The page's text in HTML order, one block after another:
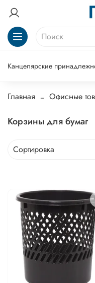
Канцелярские
Главная Офисные
Корзины для бумаг